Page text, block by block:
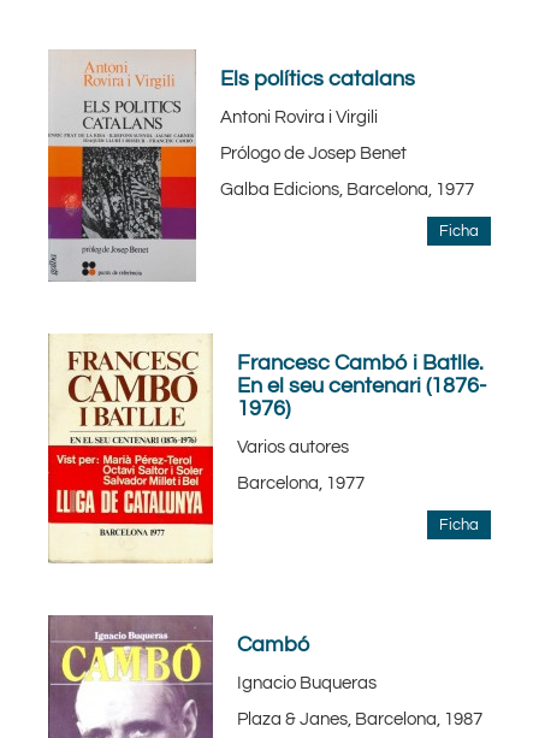
Els polítics catalans
Antoni Rovira i Virgili
Prólogo de Josep Benet
Galba Edicions, Barcelona, 1977
Ficha
Francesc Cambó i Batlle.
En el seu centenari (1876-
1976)
Varios autores
Barcelona, 1977
Ficha
Cambó
Ignacio Buqueras
Plaza & Janes, Barcelona, 1987